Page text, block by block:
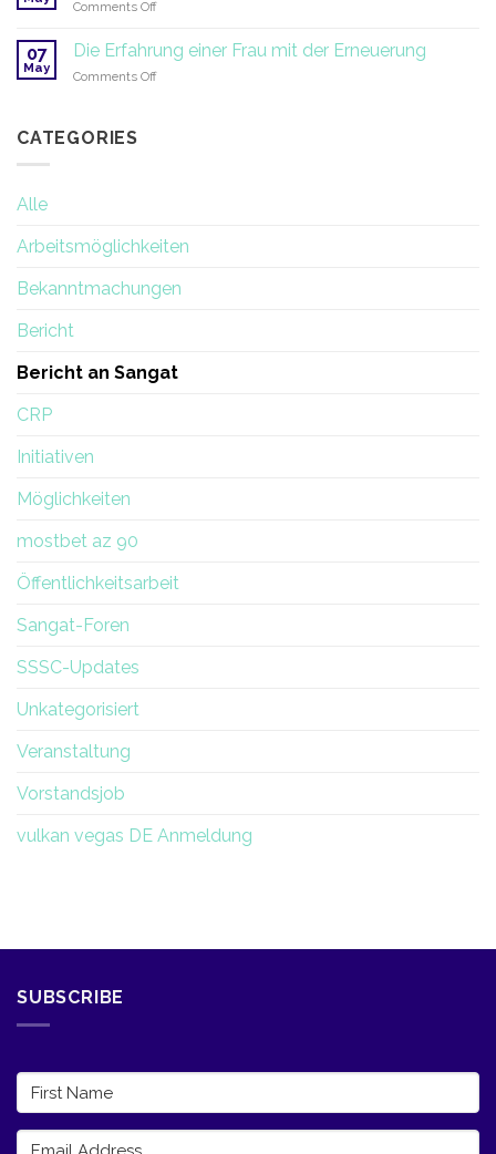
Comments Offon
ernennt
Vorstandsmitglieder
07
May
Die Erfahrung einer Frau mit der Erneuerung
Comments Offon
CATEGORIES
Alle
Arbeitsmöglichkeiten
Bekanntmachungen
Bericht
Bericht an Sangat
CRP
Initiativen
Möglichkeiten
mostbet az 90
Öffentlichkeitsarbeit
Sangat-Foren
SSSC-Updates
Unkategorisiert
Veranstaltung
Vorstandsjob
vulkan vegas DE Anmeldung
SUBSCRIBE